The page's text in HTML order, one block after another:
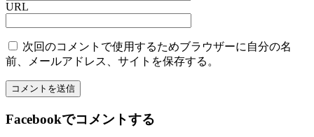
URL
次回のコメントで使用するためブラウザーに自分の名
前、メールアドレス、サイトを保存する。
Facebookでコメントする